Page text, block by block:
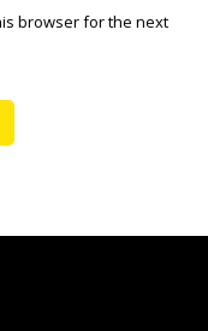
browser for the next